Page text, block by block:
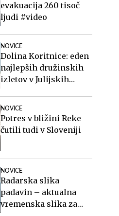
evakuacija 260 tisoč
ljudi #video
NOVICE
Dolina Koritnice: eden
najlepših družinskih
izletov v Julijskih
NOVICE
Potres v bližini Reke
čutili tudi v Sloveniji
NOVICE
Radarska slika
padavin – aktualna
vremenska slika za